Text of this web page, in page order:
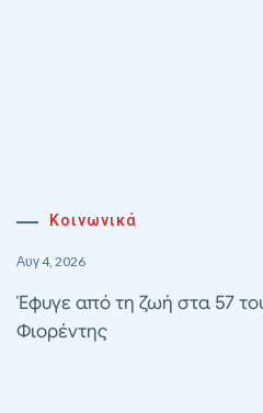
Κοινωνικά
Αυγ 4, 2026
Έφυγε από τη ζωή στα 57
Φιορέντης